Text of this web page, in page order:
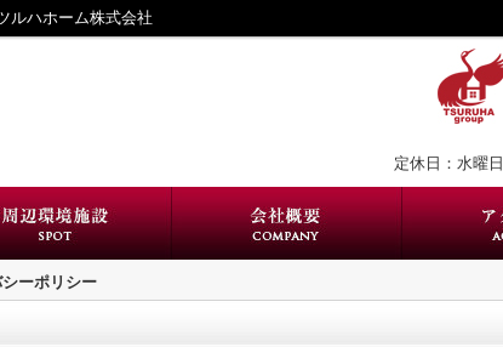
ルハホーム株式会社
定休日：水曜
ーポリシー